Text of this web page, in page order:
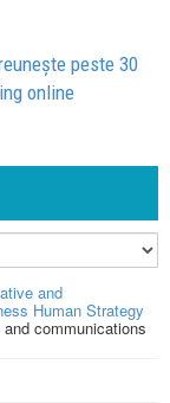
peste 30
online
and
Human Strategy
communications